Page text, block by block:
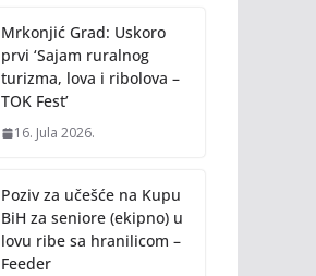
Mrkonjić Grad: Uskoro
prvi ‘Sajam ruralnog
turizma, lova i ribolova –
TOK Fest’
16. Jula 2026.
Poziv za učešće na Kupu
BiH za seniore (ekipno) u
lovu ribe sa hranilicom –
Feeder